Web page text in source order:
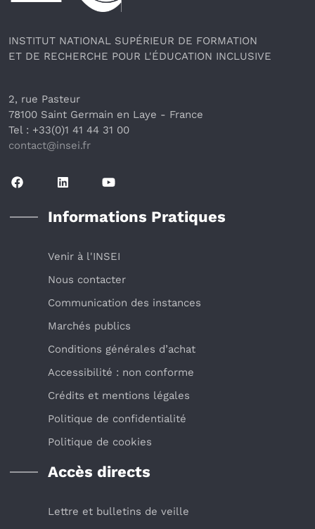
INSTITUT NATIONAL SUPÉRIEUR DE FORMATION
ET DE RECHERCHE POUR L'ÉDUCATION INCLUSIVE
2, rue Pasteur
78100 Saint Germain en Laye - France
Tel : +33(0)1 41 44 31 00
contact@insei.fr
Informations Pratiques
Venir à l'INSEI
Nous contacter
Communication des instances
Marchés publics
Conditions générales d’achat
Accessibilité : non conforme
Crédits et mentions légales
Politique de confidentialité
Politique de cookies
Accès directs
Lettre et bulletins de veille